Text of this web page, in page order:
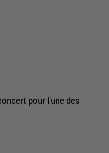
pour l'une des